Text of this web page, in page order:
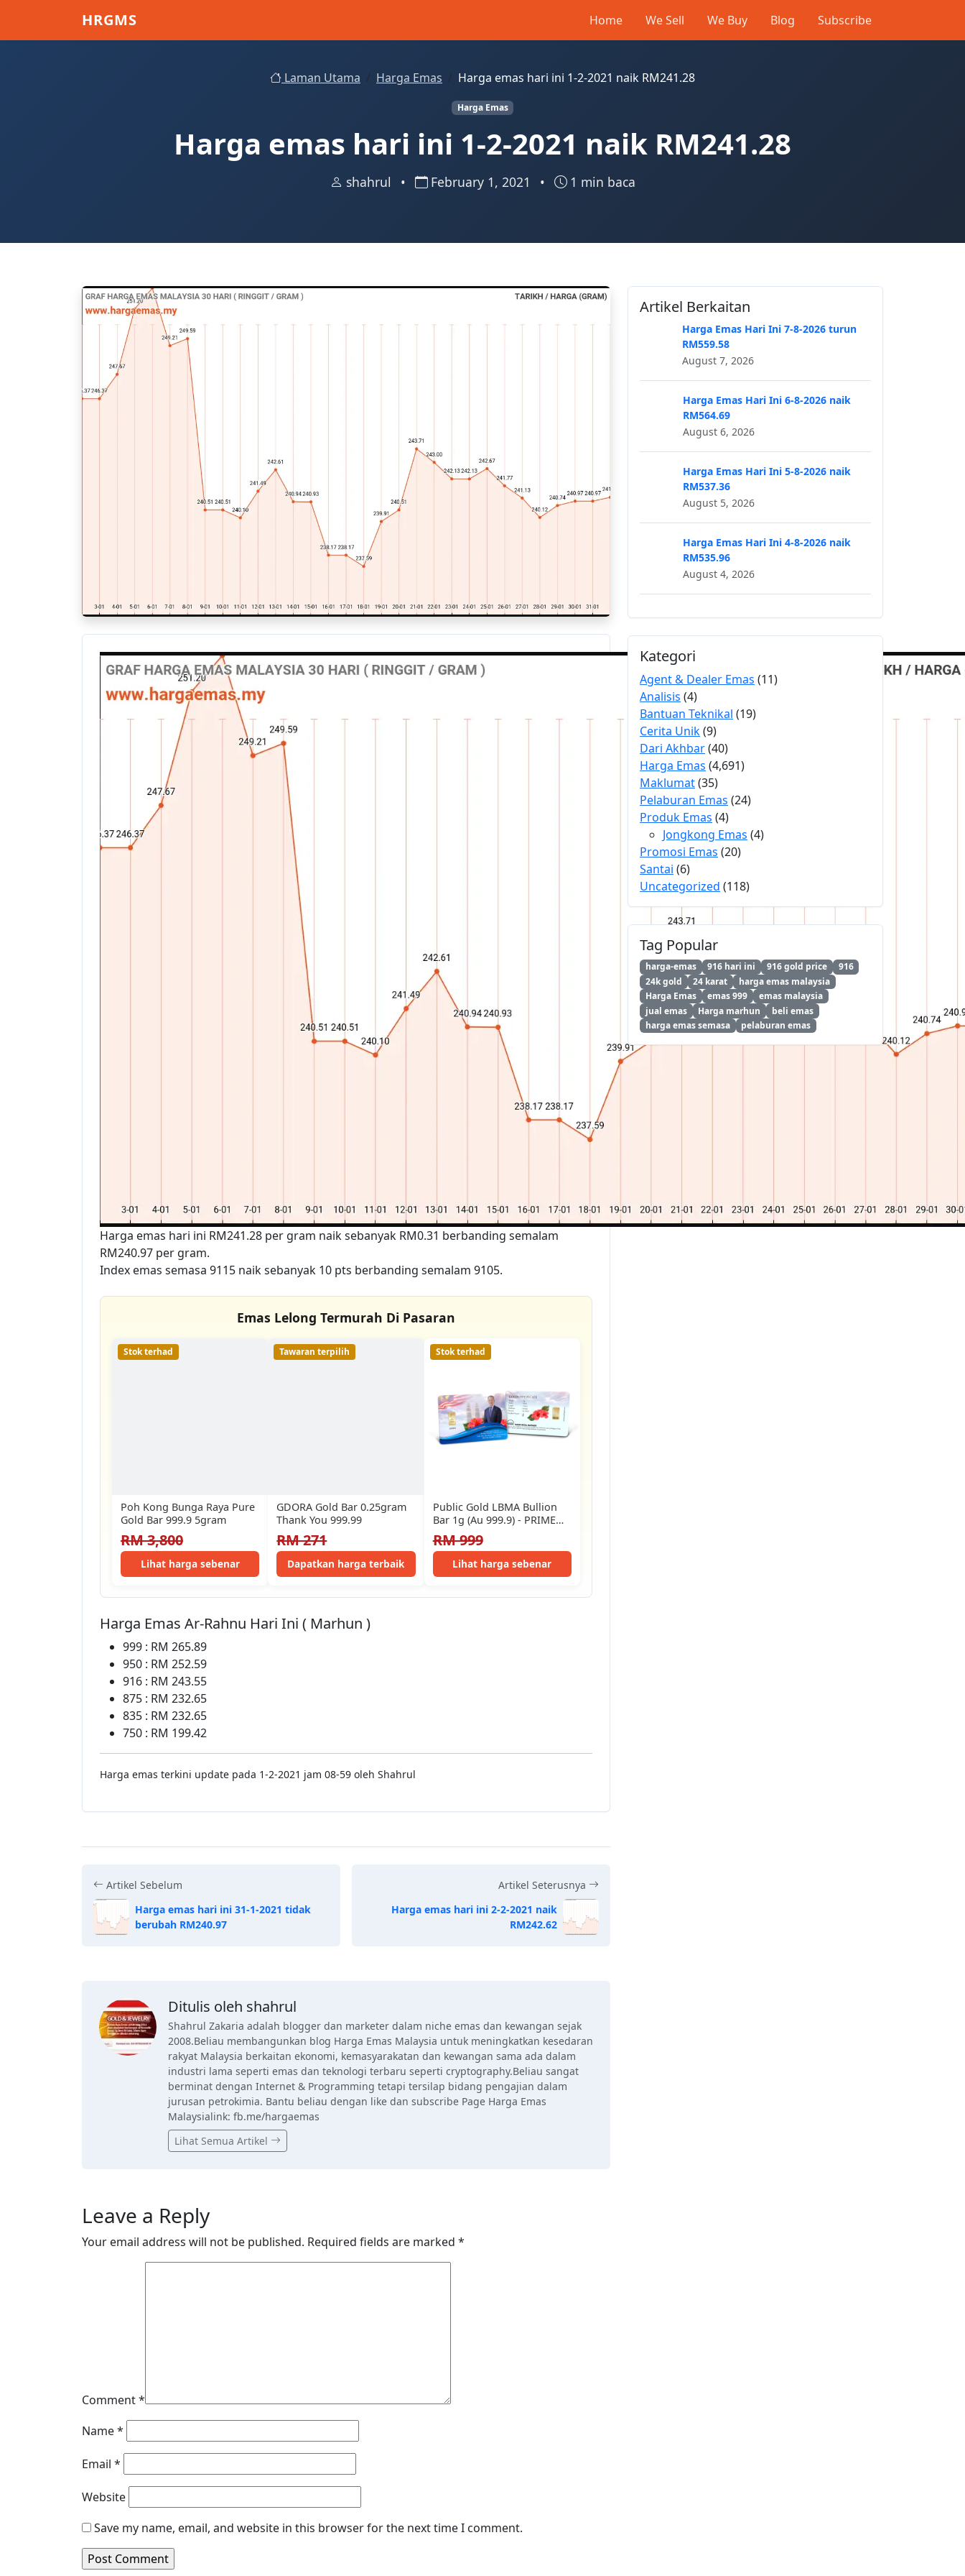
HRGMS Home We Sell We Buy Blog Subscribe
Laman Utama Harga Emas Harga emas hari ini 1-2-2021 naik RM241.28
Harga Emas
Harga emas hari ini 1-2-2021 naik RM241.28
shahrul • February 1, 2021 • 1 min baca
Harga emas hari ini RM241.28 per gram naik sebanyak RM0.31 berbanding semalam
RM240.97 per gram.
Index emas semasa 9115 naik sebanyak 10 pts berbanding semalam 9105.
Emas Lelong Termurah Di Pasaran
Stok terhad
Poh Kong Bunga Raya Pure
Gold Bar 999.9 5gram
RM 3,800
Lihat harga sebenar
Tawaran terpilih
GDORA Gold Bar 0.25gram
Thank You 999.99
RM 271
Dapatkan harga terbaik
Stok terhad
Public Gold LBMA Bullion
Bar 1g (Au 999.9) - PRIME
MINISTER 8th…
RM 999
Lihat harga sebenar
Harga Emas Ar-Rahnu Hari Ini ( Marhun )
999 : RM 265.89
950 : RM 252.59
916 : RM 243.55
875 : RM 232.65
835 : RM 232.65
750 : RM 199.42
Harga emas terkini update pada 1-2-2021 jam 08-59 oleh Shahrul
Artikel Sebelum
Harga emas hari ini 31-1-2021 tidak
berubah RM240.97
Artikel Seterusnya
Harga emas hari ini 2-2-2021 naik
RM242.62
Ditulis oleh shahrul
Shahrul Zakaria adalah blogger dan marketer dalam niche emas dan kewangan sejak
2008.Beliau membangunkan blog Harga Emas Malaysia untuk meningkatkan kesedaran
rakyat Malaysia berkaitan ekonomi, kemasyarakatan dan kewangan sama ada dalam
industri lama seperti emas dan teknologi terbaru seperti cryptography.Beliau sangat
berminat dengan Internet & Programming tetapi tersilap bidang pengajian dalam
jurusan petrokimia. Bantu beliau dengan like dan subscribe Page Harga Emas
Malaysialink: fb.me/hargaemas
Lihat Semua Artikel
Leave a Reply
Your email address will not be published. Required fields are marked *
Comment*
Name*
Email *
Website
Save my name, email, and website in this browser for the next time I comment.
Artikel Berkaitan
Harga Emas Hari Ini 7-8-2026 turun
RM559.58
August 7, 2026
Harga Emas Hari Ini 6-8-2026 naik
RM564.69
August 6, 2026
Harga Emas Hari Ini 5-8-2026 naik
RM537.36
August 5, 2026
Harga Emas Hari Ini 4-8-2026 naik
RM535.96
August 4, 2026
Kategori
Agent & Dealer Emas (11)
Analisis (4)
Bantuan Teknikal (19)
Cerita Unik(9)
Dari Akhbar(40)
Harga Emas (4,691)
Maklumat(35)
Pelaburan Emas (24)
Produk Emas (4)
Jongkong Emas (4)
Promosi Emas (20)
Santai (6)
Uncategorized (118)
Tag Popular
harga-emas 916 hari ini 916 gold price
916
24k gold
24 karat
harga emas malaysia
Harga Emas
emas 999
emas malaysia
jual emas
Harga marhun
beli emas
harga emas semasa
pelaburan emas